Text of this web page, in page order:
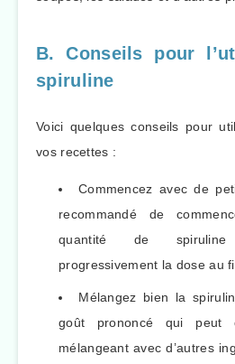
B. Conseils pour
spiruline
Voici quelques conseils pour
vos recettes :
Commencez avec de
recommandé de
quantité de spiruline
progressivement la dose au
Mélangez bien la
goût prononcé qui peut
mélangeant avec d’autres